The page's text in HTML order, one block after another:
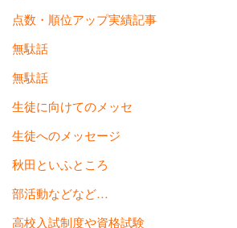
点数・順位アップ実績記事
無駄話
無駄話
生徒に向けてのメッセ
生徒へのメッセージ
秋田といふところ
部活動などなど…
高校入試制度や資格試験